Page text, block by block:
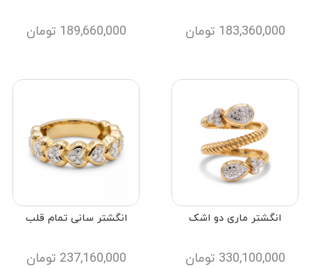
183,360,000 تومان 189,660,000 تومان
انگشتر ماری دو اشک
330,100,000 تومان
انگشتر سانی تمام قلب
237,160,000 تومان